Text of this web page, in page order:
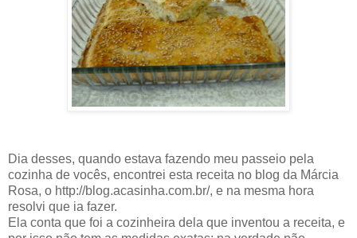
Dia desses, quando estava fazendo meu passeio pela
cozinha de vocês, encontrei esta receita no blog da Márcia
Rosa, o http://blog.acasinha.com.br/, e na mesma hora
resolvi que ia fazer.
Ela conta que foi a cozinheira dela que inventou a receita, e